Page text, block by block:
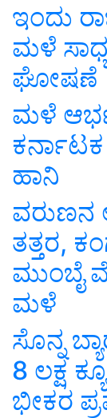
ಇಂದು
ಮಳೆ
ಘೋಷಣೆ
ಮಳೆ
ಹಾನಿ
ವರುಣನ
ತತ್ತರ,
ಮುಂಬೈ
ಮಳೆ
ಸೊನ್ನ
8 ಲಕ್ಷ
ಭೀಕರ